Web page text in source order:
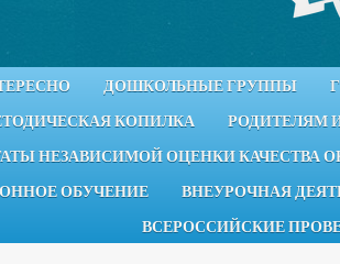
ДОШКОЛЬНЫЕ ГРУППЫ
КОПИЛКА
РОДИТЕЛЯМ
НЕЗАВИСИМОЙ ОЦЕНКИ КАЧЕСТВА
ОБУЧЕНИЕ
ВНЕУРОЧНАЯ
ВСЕРОССИЙСКИЕ